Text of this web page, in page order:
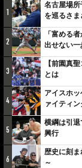
1
名古屋場
を巡るさ
2
「富める
出せない一
3
【前園真
とは
4
アイスホ
ァイティ
5
横綱は引
興行
6
歴史に刻
～